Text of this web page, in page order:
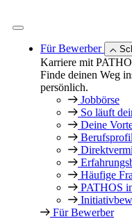
Inhalt
Für Bewerber
Karriere mit
Finde deinen Weg
persönlich.
Jobbörse
So läuft
Deine
Häufige
PATHOS
Für Bewerber